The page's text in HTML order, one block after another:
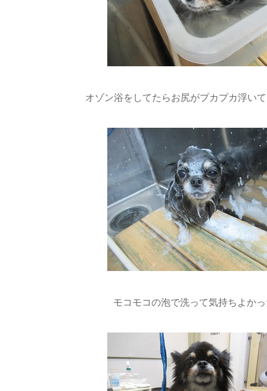
オゾン浴をしてたらお尻がプカプカ浮い
モコモコの泡で洗って気持ちよか